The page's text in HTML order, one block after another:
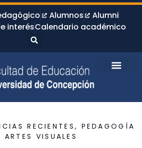
Alumnos
Alumni
interésCalendario académico
RECIENTES, PEDAGOGÍA
ARTES VISUALES